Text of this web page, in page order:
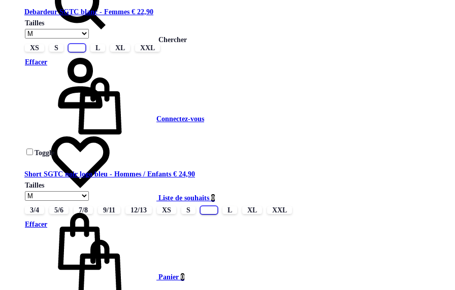
Chercher
Connectez-vous
Liste de souhaits 0
Panier 0
Debardeur SGTC blanc - Femmes € 22,90
Tailles
XS S L XL
XXL
Effacer
Toggle
Short SGTC noir logo bleu - Hommes / Enfants € 24,90
Tailles
3/4 5/6 7/8 9/11 12/13 XS S L XL
XXL
Effacer